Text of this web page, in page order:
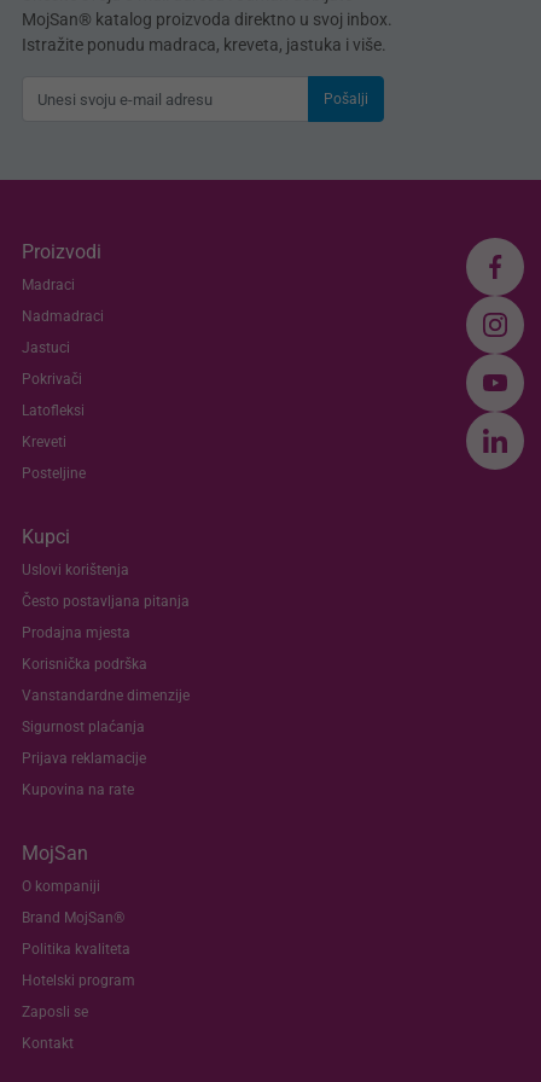
MojSan® katalog proizvoda direktno u svoj inbox.
Istražite ponudu madraca, kreveta, jastuka i više.
Pošalji
Proizvodi
Madraci
Nadmadraci
Jastuci
Pokrivači
Latofleksi
Kreveti
Posteljine
Kupci
Uslovi korištenja
Često postavljana pitanja
Prodajna mjesta
Korisnička podrška
Vanstandardne dimenzije
Sigurnost plaćanja
Prijava reklamacije
Kupovina na rate
MojSan
O kompaniji
Brand MojSan®
Politika kvaliteta
Hotelski program
Zaposli se
Kontakt